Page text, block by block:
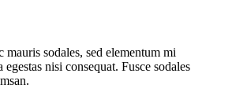
mauris sodales, sed elementum mi
nisi consequat. Fusce sodales